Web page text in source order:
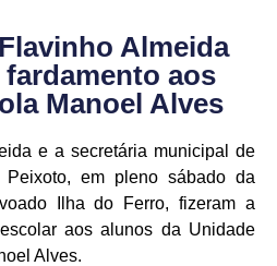
Almeida
aos
Manoel Alves
e a secretária municipal de
Peixoto, em pleno sábado da
Ilha do Ferro, fizeram a
aos alunos da Unidade
Alves.